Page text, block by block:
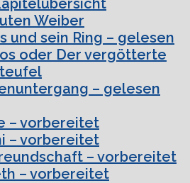
Weiber
und sein Ring – gelesen
oder Der vergötterte
– gelesen
– vorbereitet
– vorbereitet
– vorbereitet
– vorbereitet